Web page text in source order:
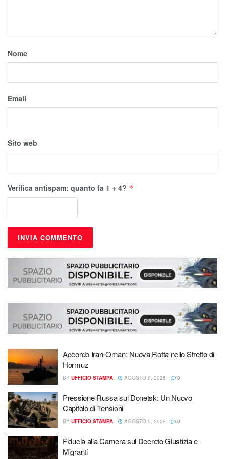
Nome
Email
Sito web
Verifica antispam: quanto fa 1 + 4? *
Accordo Iran-Oman: Nuova Rotta nello Stretto di
Hormuz
BY UFFICIO STAMPA AGOSTO 6, 2026 0
Pressione Russa sul Donetsk: Un Nuovo
Capitolo di Tensioni
BY UFFICIO STAMPA AGOSTO 5, 2026 0
Fiducia alla Camera sul Decreto Giustizia e
Migranti